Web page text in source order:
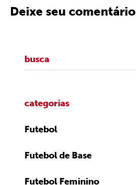
Deixe seu comentário
categorias
Futebol
Futebol de Base
Futebol Feminino